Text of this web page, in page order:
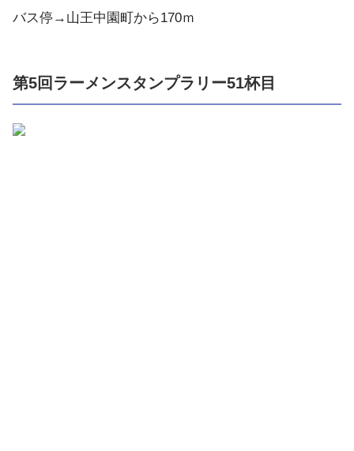
バス停→山王中園町から170ｍ
第5回ラーメンスタンプラリー51杯目